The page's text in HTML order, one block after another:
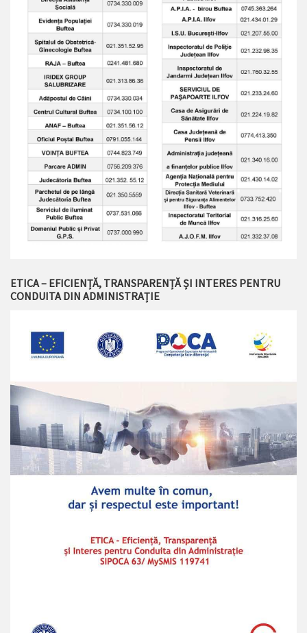
ETICA – EFICIENȚĂ, TRANSPARENȚĂ ȘI INTERES PENTRU
CONDUITA DIN ADMINISTRAȚIE